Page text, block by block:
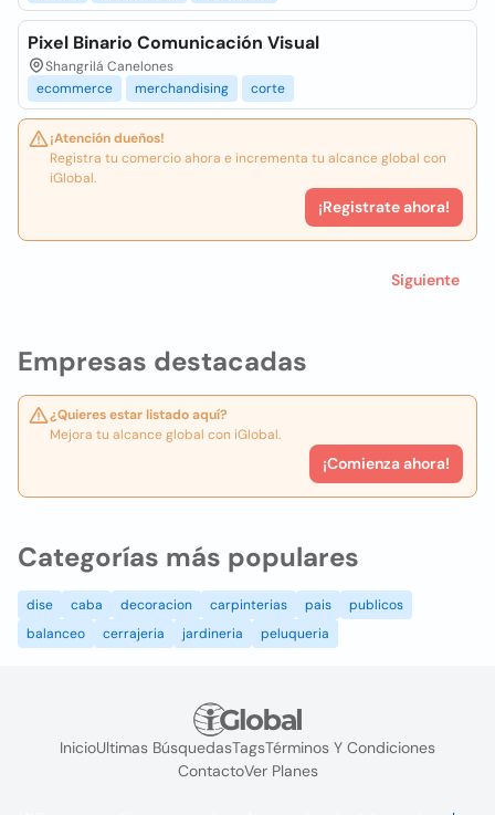
Empresas destacadas
¿Quieres estar listado aquí?
Mejora tu alcance global con iGlobal.
¡Comienza ahora!
Pixel Binario Comunicación Visual
Shangrilá Canelones
ecommerce
merchandising corte
¡Atención dueños!
Registra tu comercio ahora e incrementa tu alcance global con
iGlobal.
¡Registrate ahora!
Siguiente
Categorías más populares
dise caba decoracion carpinterias pais
publicos
balanceo
cerrajeria jardineria peluqueria
InicioUltimas BúsquedasTagsTérminos Y Condiciones
ContactoVer Planes